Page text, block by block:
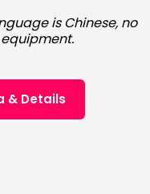
is Chinese, no
& Details